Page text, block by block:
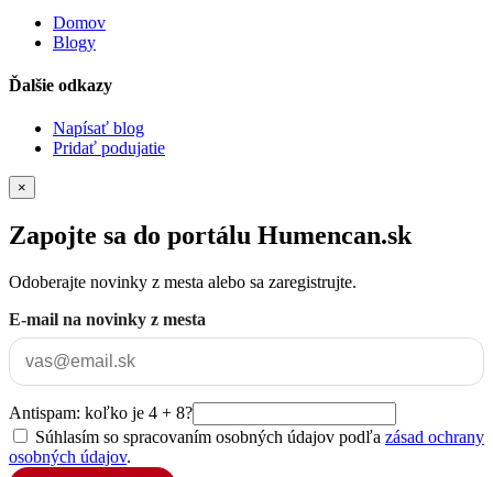
Domov
Blogy
Ďalšie odkazy
Napísať blog
Pridať podujatie
×
Zapojte sa do portálu Humencan.sk
Odoberajte novinky z mesta alebo sa zaregistrujte.
E-mail na novinky z mesta
Antispam: koľko je 4 + 8?
Súhlasím so spracovaním osobných údajov podľa zásad ochrany
osobných údajov.